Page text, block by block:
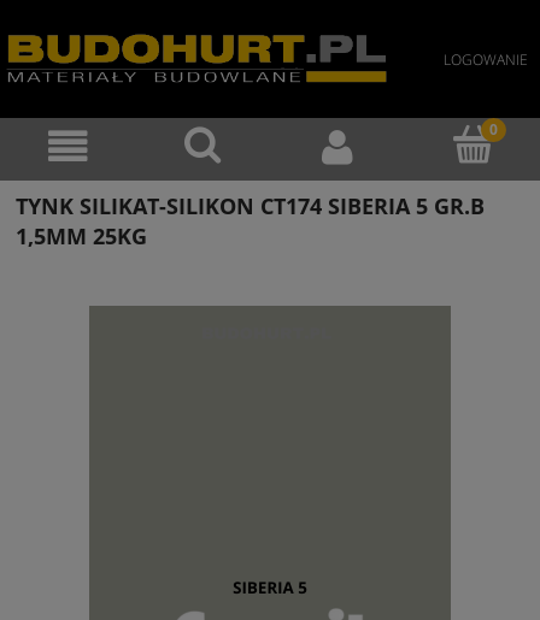
LOGOWANIE
TYNK SILIKAT-SILIKON CT174 SIBERIA 5 GR.B
1,5MM 25KG